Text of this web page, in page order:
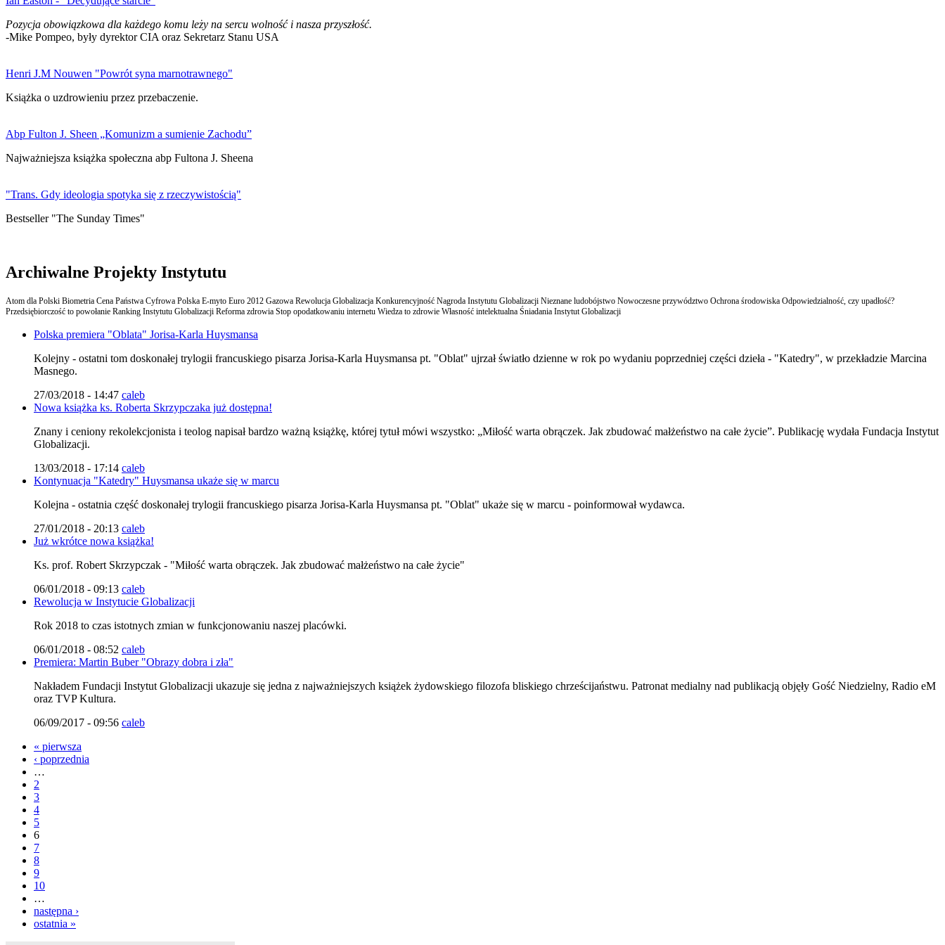
Pozycja obowiązkowa dla każdego komu leży na sercu wolność i nasza przyszłość.
-Mike Pompeo, były dyrektor CIA oraz Sekretarz Stanu USA
Henri J.M Nouwen "Powrót syna marnotrawnego"
Książka o uzdrowieniu przez przebaczenie.
Abp Fulton J. Sheen „Komunizm a sumienie Zachodu”
Najważniejsza książka społeczna abp Fultona J. Sheena
"Trans. Gdy ideologia spotyka się z rzeczywistością"
Bestseller "The Sunday Times"
Archiwalne Projekty Instytutu
Atom dla Polski Biometria Cena Państwa Cyfrowa Polska E-myto Euro 2012 Gazowa Rewolucja Globalizacja Konkurencyjność Nagroda Instytutu Globalizacji Nieznane ludobójstwo Nowoczesne przywództwo Ochrona środowiska Odpowiedzialność, czy upadłość?
Przedsiębiorczość to powołanie Ranking Instytutu Globalizacji Reforma zdrowia Stop opodatkowaniu internetu Wiedza to zdrowie Własność intelektualna Śniadania Instytut Globalizacji
Polska premiera "Oblata" Jorisa-Karla Huysmansa
Kolejny - ostatni tom doskonałej trylogii francuskiego pisarza Jorisa-Karla Huysmansa pt. "Oblat" ujrzał światło dzienne w rok po wydaniu poprzedniej części dzieła - "Katedry", w przekładzie Marcina
Masnego.
27/03/2018 - 14:47 caleb
Nowa książka ks. Roberta Skrzypczaka już dostępna!
Znany i ceniony rekolekcjonista i teolog napisał bardzo ważną książkę, której tytuł mówi wszystko: „Miłość warta obrączek. Jak zbudować małżeństwo na całe życie”. Publikację wydała Fundacja Instytut
Globalizacji.
13/03/2018 - 17:14 caleb
Kontynuacja "Katedry" Huysmansa ukaże się w marcu
Kolejna - ostatnia część doskonałej trylogii francuskiego pisarza Jorisa-Karla Huysmansa pt. "Oblat" ukaże się w marcu - poinformował wydawca.
27/01/2018 - 20:13 caleb
Już wkrótce nowa książka!
Ks. prof. Robert Skrzypczak - "Miłość warta obrączek. Jak zbudować małżeństwo na całe życie"
06/01/2018 - 09:13 caleb
Rewolucja w Instytucie Globalizacji
Rok 2018 to czas istotnych zmian w funkcjonowaniu naszej placówki.
06/01/2018 - 08:52 caleb
Premiera: Martin Buber "Obrazy dobra i zła"
Nakładem Fundacji Instytut Globalizacji ukazuje się jedna z najważniejszych książek żydowskiego filozofa bliskiego chrześcijaństwu. Patronat medialny nad publikacją objęły Gość Niedzielny, Radio eM
oraz TVP Kultura.
06/09/2017 - 09:56 caleb
« pierwsza
‹ poprzednia
…
2
3
4
5
6
7
8
9
10
…
następna ›
ostatnia »